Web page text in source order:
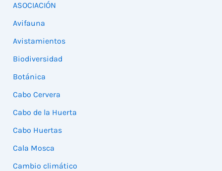
ASOCIACIÓN
Avifauna
Avistamientos
Biodiversidad
Botánica
Cabo Cervera
Cabo de la Huerta
Cabo Huertas
Cala Mosca
Cambio climático